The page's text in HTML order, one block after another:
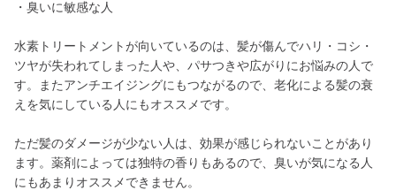
・臭いに敏感な人
水素トリートメントが向いているのは、髪が傷んでハリ・コシ・
ツヤが失われてしまった人や、パサつきや広がりにお悩みの人で
す。またアンチエイジングにもつながるので、老化による髪の衰
えを気にしている人にもオススメです。
ただ髪のダメージが少ない人は、効果が感じられないことがあり
ます。薬剤によっては独特の香りもあるので、臭いが気になる人
にもあまりオススメできません。